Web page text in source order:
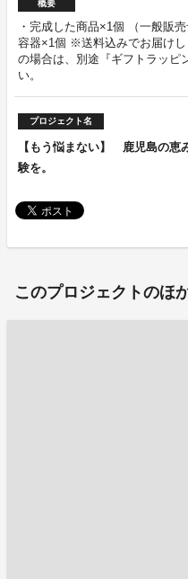
概要
・完成した商品×1個 （一般販
容器×1個 ※送料込みでお届け
の場合は、別途『ギフトラッピ
い。
プロジェクト名
【もう悩まない】 鹿児島の恵
験を。
このプロジェクトのほ